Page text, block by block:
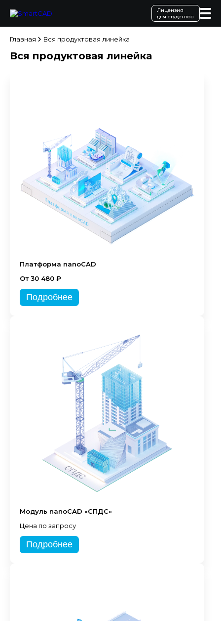
Лицензия
для студентов
Главная Вся продуктовая линейка
Вся продуктовая линейка
Платформа nanoCAD
От 30 480 ₽
Подробнее
Модуль nanoCAD «СПДС»
Цена по запросу
Подробнее